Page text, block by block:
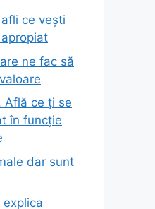
ce vești
ne fac să
Află ce ți se
în funcție
dar sunt